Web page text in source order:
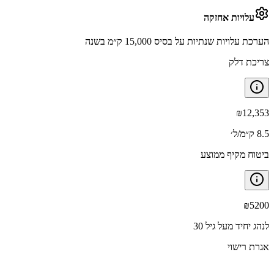
עלויות אחזקה
הערכת עלויות שנתיות על בסיס 15,000 ק״מ בשנה
צריכת דלק
₪12,353
8.5 ק״מ/ל׳
ביטוח מקיף ממוצע
₪5200
לנהג יחיד מעל גיל 30
אגרת רישוי